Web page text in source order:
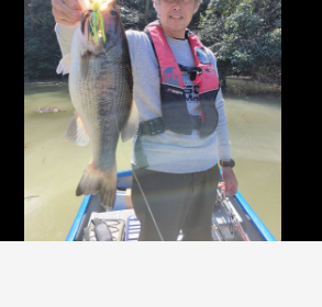
フォード！自重155gと超軽
ックとの違いも解説！
2025年1月28日
2025年11
ふく魚はビ